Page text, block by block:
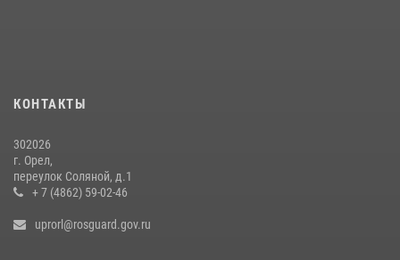
15 июля 2026, 14:49
КОНТАКТЫ
302026
г. Орел,
переулок Соляной, д.1
+ 7 (4862) 59-02-46
uprorl@rosguard.gov.ru